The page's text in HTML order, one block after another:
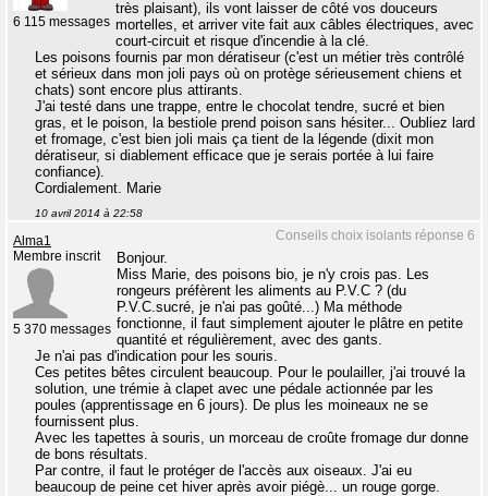
6 115 messages
très plaisant), ils vont laisser de côté vos douceurs
mortelles, et arriver vite fait aux câbles électriques, avec
court-circuit et risque d'incendie à la clé.
Les poisons fournis par mon dératiseur (c'est un métier très contrôlé
et sérieux dans mon joli pays où on protège sérieusement chiens et
chats) sont encore plus attirants.
J'ai testé dans une trappe, entre le chocolat tendre, sucré et bien
gras, et le poison, la bestiole prend poison sans hésiter... Oubliez lard
et fromage, c'est bien joli mais ça tient de la légende (dixit mon
dératiseur, si diablement efficace que je serais portée à lui faire
confiance).
Cordialement. Marie
10 avril 2014 à 22:58
Conseils choix isolants réponse 6
Alma1
Membre inscrit
5 370 messages
Bonjour.
Miss Marie, des poisons bio, je n'y crois pas. Les
rongeurs préfèrent les aliments au P.V.C ? (du
P.V.C.sucré, je n'ai pas goûté...) Ma méthode
fonctionne, il faut simplement ajouter le plâtre en petite
quantité et régulièrement, avec des gants.
Je n'ai pas d'indication pour les souris.
Ces petites bêtes circulent beaucoup. Pour le poulailler, j'ai trouvé la
solution, une trémie à clapet avec une pédale actionnée par les
poules (apprentissage en 6 jours). De plus les moineaux ne se
fournissent plus.
Avec les tapettes à souris, un morceau de croûte fromage dur donne
de bons résultats.
Par contre, il faut le protéger de l'accès aux oiseaux. J'ai eu
beaucoup de peine cet hiver après avoir piégè... un rouge gorge.